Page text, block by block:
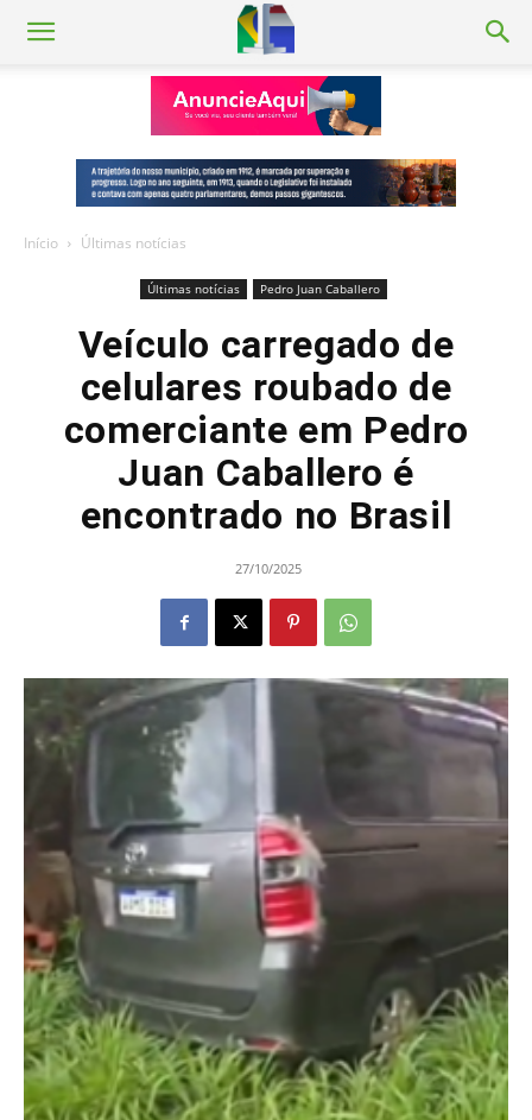
Início Últimas notícias
Últimas notícias Pedro Juan Caballero
Veículo carregado de
celulares roubado de
comerciante em Pedro
Juan Caballero é
encontrado no Brasil
27/10/2025